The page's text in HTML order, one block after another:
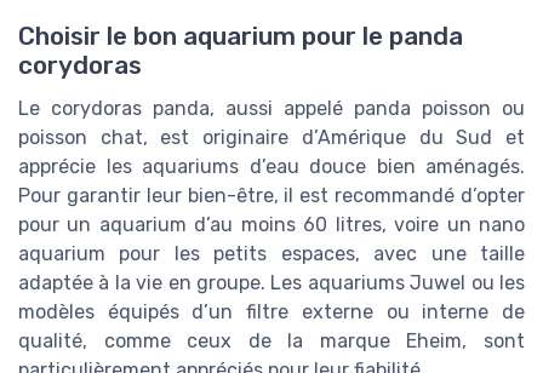
Choisir le bon aquarium pour le panda
corydoras
Le corydoras panda, aussi appelé panda poisson ou
poisson chat, est originaire d’Amérique du Sud et
apprécie les aquariums d’eau douce bien aménagés.
Pour garantir leur bien-être, il est recommandé d’opter
pour un aquarium d’au moins 60 litres, voire un nano
aquarium pour les petits espaces, avec une taille
adaptée à la vie en groupe. Les aquariums Juwel ou les
modèles équipés d’un filtre externe ou interne de
qualité, comme ceux de la marque Eheim, sont